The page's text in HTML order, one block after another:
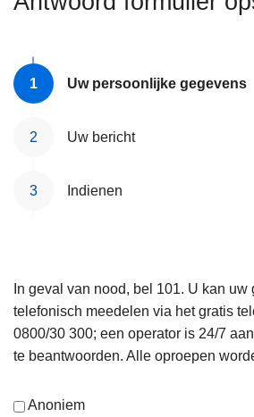
Uw persoonlijke gegevens
Uw bericht
Indienen
In geval van nood, bel 101. U kan
telefonisch meedelen via het gratis
0800/30 300; een operator is 24/7
te beantwoorden. Alle oproepen
Anoniem